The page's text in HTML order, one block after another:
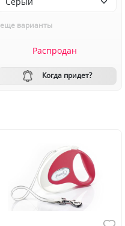
еще варианты
Распродан
Когда придет?